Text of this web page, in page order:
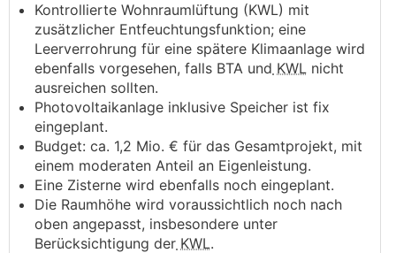
Kontrollierte Wohnraumlüftung (KWL) mit
zusätzlicher Entfeuchtungsfunktion; eine
Leerverrohrung für eine spätere Klimaanlage wird
ebenfalls vorgesehen, falls BTA und KWL nicht
ausreichen sollten.
Photovoltaikanlage inklusive Speicher ist fix
eingeplant.
Budget: ca. 1,2 Mio. € für das Gesamtprojekt, mit
einem moderaten Anteil an Eigenleistung.
Eine Zisterne wird ebenfalls noch eingeplant.
Die Raumhöhe wird voraussichtlich noch nach
oben angepasst, insbesondere unter
Berücksichtigung der KWL.